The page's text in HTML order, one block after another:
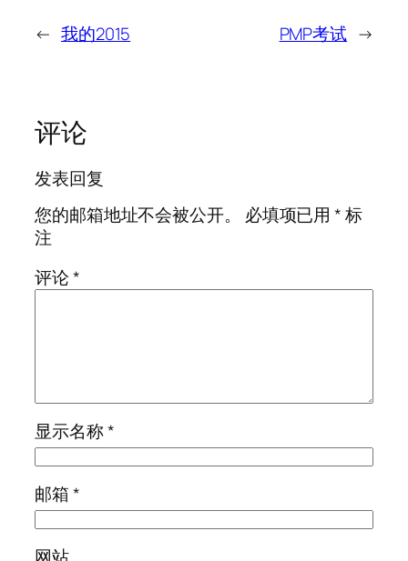
← 我的2015 PMP考试 →
评论
发表回复
您的邮箱地址不会被公开。
必填项已用*标
注
评论*
显示名称*
邮箱*